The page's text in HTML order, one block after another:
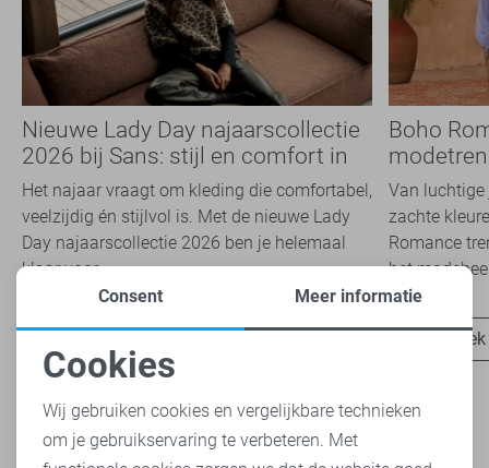
Nieuwe Lady Day najaarscollectie
2026 bij Sans: stijl en comfort in
travelkwaliteit
Het najaar vraagt om kleding die comfortabel,
veelzijdig én stijlvol is. Met de nieuwe Lady
Day najaarscollectie 2026 ben je helemaal
klaar voor...
Boho
overal
Van luchtige
zachte
Romance
het
Noodzakelijke cookies
Personalisatie cookies
Consent Meer informatie
Cookies
Wij gebruiken cookies en vergelijkbare technieken
om je gebruikservaring te verbeteren. Met